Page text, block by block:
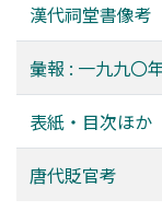
漢代祠堂書像考
彙報 : 一九九〇
表紙・目次ほか
唐代貶官考